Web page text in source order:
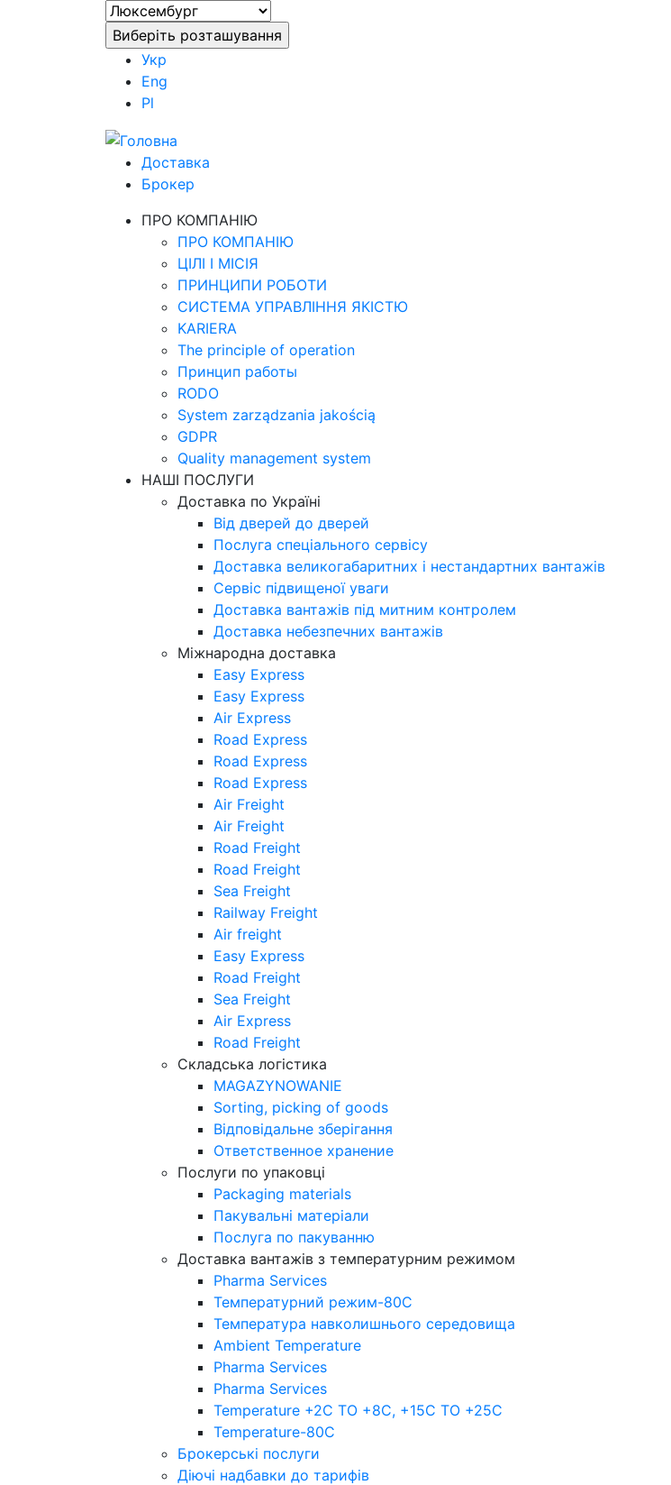
Укр
Eng
Pl
Доставка
Брокер
ПРО КОМПАНІЮ
ПРО КОМПАНІЮ
ЦІЛІ І МІСІЯ
ПРИНЦИПИ РОБОТИ
СИСТЕМА УПРАВЛІННЯ ЯКІСТЮ
KARIERA
The principle of operation
Принцип работы
RODO
System zarządzania jakością
GDPR
Quality management system
НАШІ ПОСЛУГИ
Доставка по Україні
Від дверей до дверей
Послуга спеціального сервісу
Доставка великогабаритних і нестандартних вантажів
Сервіс підвищеної уваги
Доставка вантажів під митним контролем
Доставка небезпечних вантажів
Міжнародна доставка
Easy Express
Easy Express
Air Express
Road Express
Road Express
Road Express
Air Freight
Air Freight
Road Freight
Road Freight
Sea Freight
Railway Freight
Air freight
Easy Express
Road Freight
Sea Freight
Air Express
Road Freight
Складська логістика
MAGAZYNOWANIE
Sorting, picking of goods
Відповідальне зберігання
Ответственное хранение
Послуги по упаковці
Packaging materials
Пакувальнi матерiали
Послуга по пакуванню
Доставка вантажів з температурним режимом
Pharma Services
Температурний режим-80С
Температура навколишнього середовища
Ambient Temperature
Pharma Services
Pharma Services
Temperature +2C TO +8С, +15C TO +25С
Temperature-80С
Брокерські послуги
Діючі надбавки до тарифів